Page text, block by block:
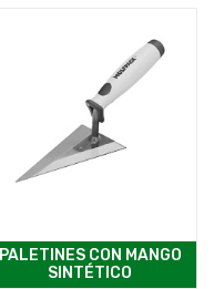
PALETINES CON MANGO
SINTÉTICO